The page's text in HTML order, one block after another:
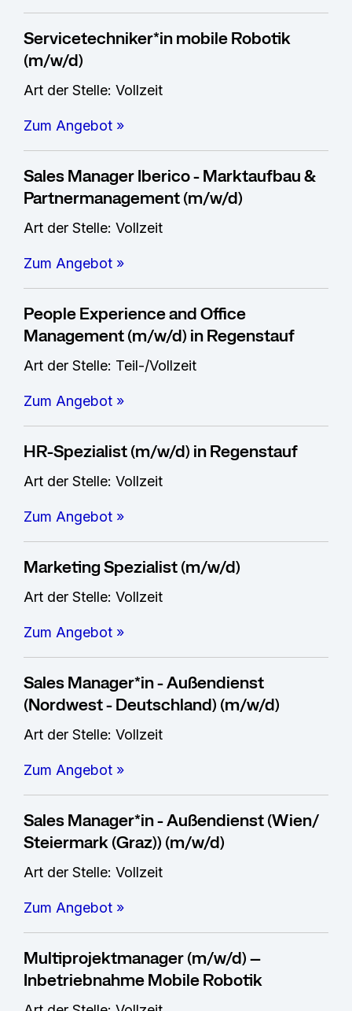
Servicetechniker*in mobile Robotik
(m/w/d)
Art der Stelle: Vollzeit
Zum Angebot »
Sales Manager Iberico - Marktaufbau &
Partnermanagement (m/w/d)
Art der Stelle: Vollzeit
Zum Angebot »
People Experience and Office
Management (m/w/d) in Regenstauf
Art der Stelle: Teil-/Vollzeit
Zum Angebot »
HR-Spezialist (m/w/d) in Regenstauf
Art der Stelle: Vollzeit
Zum Angebot »
Marketing Spezialist (m/w/d)
Art der Stelle: Vollzeit
Zum Angebot »
Sales Manager*in - Außendienst
(Nordwest - Deutschland) (m/w/d)
Art der Stelle: Vollzeit
Zum Angebot »
Sales Manager*in - Außendienst (Wien/
Steiermark (Graz)) (m/w/d)
Art der Stelle: Vollzeit
Zum Angebot »
Multiprojektmanager (m/w/d) –
Inbetriebnahme Mobile Robotik